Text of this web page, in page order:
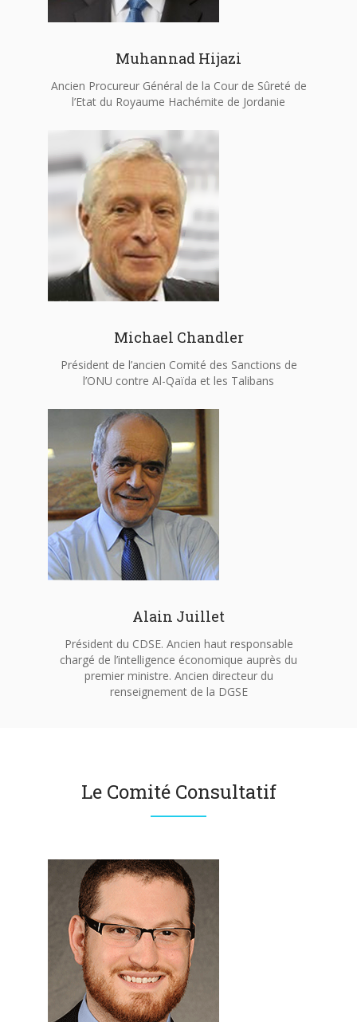
Muhannad Hijazi
Ancien Procureur Général de la Cour de Sûreté de
l’Etat du Royaume Hachémite de Jordanie
Michael Chandler
Président de l’ancien Comité des Sanctions de
l’ONU contre Al-Qaïda et les Talibans
Alain Juillet
Président du CDSE. Ancien haut responsable
chargé de l’intelligence économique auprès du
premier ministre. Ancien directeur du
renseignement de la DGSE
Le Comité Consultatif